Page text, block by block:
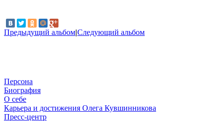
Предыдущий альбом|Следующий альбом
Персона
Биография
О себе
Карьера и достижения Олега Кувшинникова
Пресс-центр